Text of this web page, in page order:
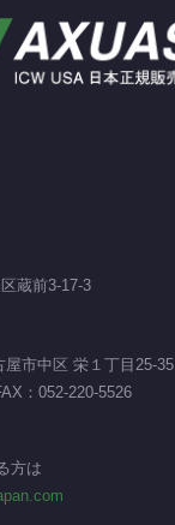
蔵前3-17-3
屋市中区 栄１丁目25-35
：052-220-5526
方は